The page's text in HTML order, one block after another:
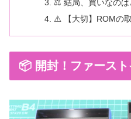
⚖️ 結局、買いなのは
⚠️ 【大切】ROMの
📦 開封！ファース